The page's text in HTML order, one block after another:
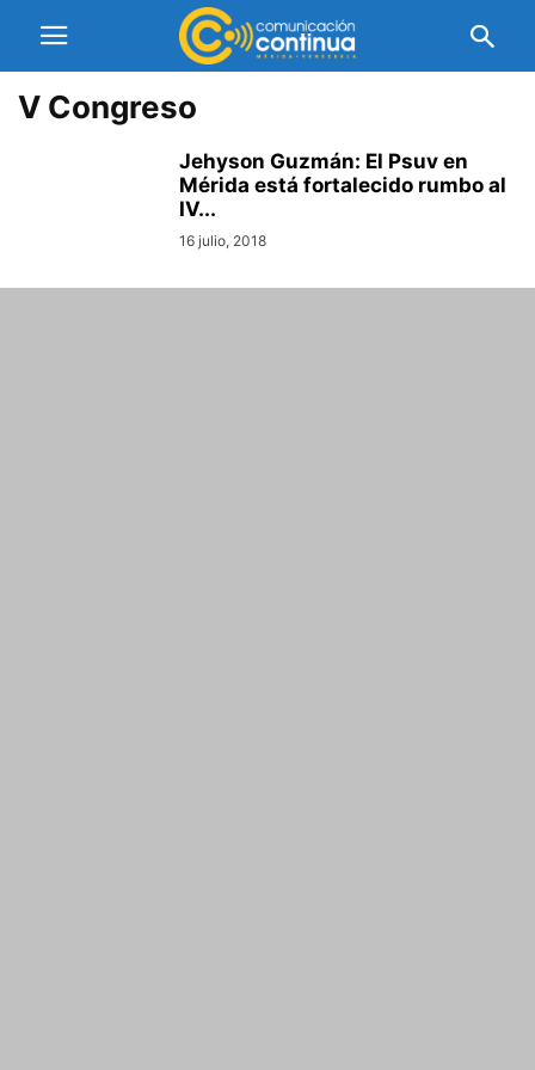
V Congreso
Jehyson Guzmán: El Psuv en
Mérida está fortalecido rumbo al
IV...
16 julio, 2018